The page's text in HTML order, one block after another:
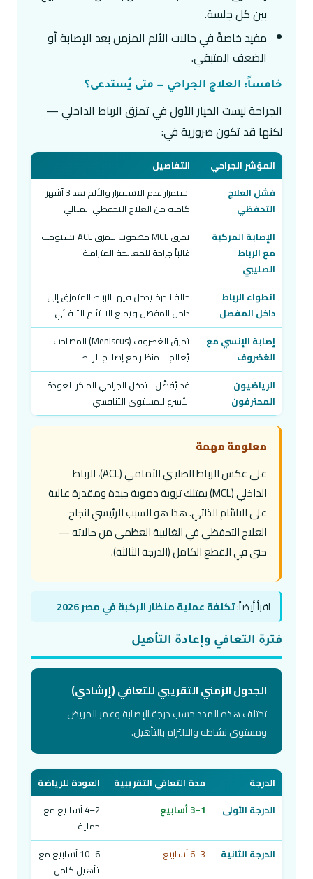
بين كل جلسة.
مفيد خاصةً في حالات الألم المزمن بعد الإصابة أو
الضعف المتبقي.
خامساً: العلاج الجراحي — متى يُستدعى؟
الجراحة ليست الخيار الأول في تمزق الرباط الداخلي —
لكنها قد تكون ضرورية في:
المؤشر الجراحي
التفاصيل
فشل العلاج
التحفظي
استمرار عدم الاستقرار والألم بعد 3 أشهر
كاملة من العلاج التحفظي المثالي
الإصابة المركبة
مع الرباط
الصليبي
تمزق MCL مصحوب بتمزق ACL يستوجب
غالباً جراحة للمعالجة المتزامنة
انطواء الرباط
داخل المفصل
حالة نادرة يدخل فيها الرباط المتمزق إلى
داخل المفصل ويمنع الالتئام التلقائي
إصابة الإنسي مع
الغضروف
تمزق الغضروف (Meniscus) المصاحب
يُعالَج بالمنظار مع إصلاح الرباط
الرياضيون
المحترفون
قد يُفضَّل التدخل الجراحي المبكر للعودة
الأسرع للمستوى التنافسي
معلومة مهمة
على عكس الرباط الصليبي الأمامي (ACL)، الرباط
الداخلي (MCL) يمتلك تروية دموية جيدة ومقدرة عالية
على الالتئام الذاتي. هذا هو السبب الرئيسي لنجاح
العلاج التحفظي في الغالبية العظمى من حالاته —
حتى في القطع الكامل (الدرجة الثالثة).
اقرأ أيضاً:تكلفة عملية منظار الركبة في مصر 2026
فترة التعافي وإعادة التأهيل
الجدول الزمني التقريبي للتعافي (إرشادي)
تختلف هذه المدد حسب درجة الإصابة وعمر المريض
ومستوى نشاطه والالتزام بالتأهيل.
الدرجة مدة التعافي التقريبية
العودة للرياضة
الدرجة الأولى
1–3 أسابيع
2–4 أسابيع مع
حماية
الدرجة الثانية
3–6 أسابيع
6–10 أسابيع مع
تأهيل كامل